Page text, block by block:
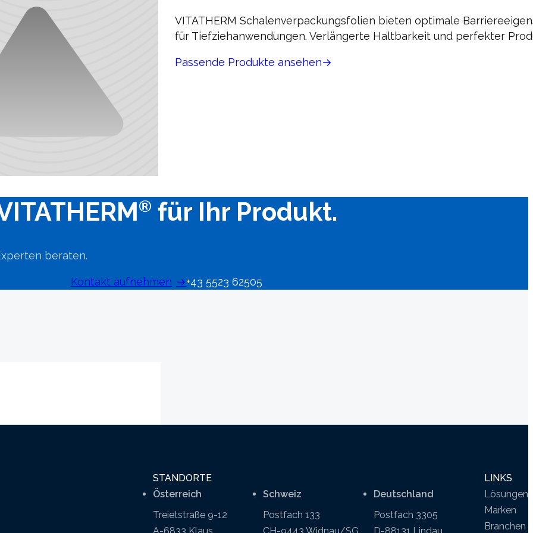
VITATHERM Schalenverpackungsfolien bieten optimale
für Tiefziehanwendungen. Verlängerte Haltbarkeit und perfekter
Passende Produkte ansehen
® für Ihr Produkt.
beraten.
Kontakt aufnehmen +43 5523 62505
STANDORTE
Österreich
Treietstraße 9-12
Schweiz
Postfach 133
Deutschland
Postfach 3305
LINKS
Lösungen
Marken
Branchen